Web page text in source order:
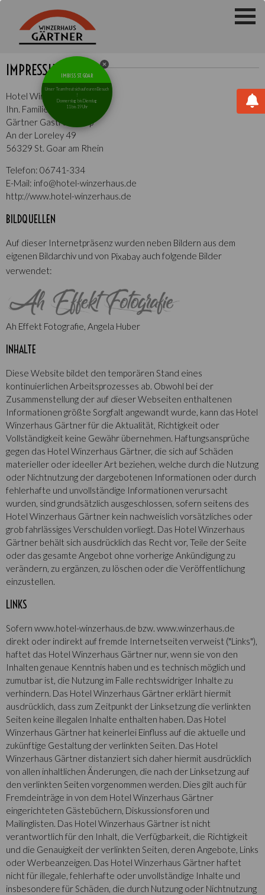
IMPRESSUM
Hotel Winzerhaus
Ihn. Familie Gärtner
Gärtner Gastro Group
An der Loreley 49
56329 St. Goar am Rhein
Telefon: 06741-334
E-Mail: info@hotel-winzerhaus.de
http://www.hotel-winzerhaus.de
BILDQUELLEN
Auf dieser Internetpräsenz wurden neben Bildern aus dem
eigenen Bildarchiv und von Pixabay auch folgende Bilder
verwendet:
Ah Effekt Fotografie, Angela Huber
INHALTE
Diese Website bildet den temporären Stand eines
kontinuierlichen Arbeitsprozesses ab. Obwohl bei der
Zusammenstellung der auf dieser Webseiten enthaltenen
Informationen größte Sorgfalt angewandt wurde, kann das Hotel
Winzerhaus Gärtner für die Aktualität, Richtigkeit oder
Vollständigkeit keine Gewähr übernehmen. Haftungsansprüche
gegen das Hotel Winzerhaus Gärtner, die sich auf Schäden
materieller oder ideeller Art beziehen, welche durch die Nutzung
oder Nichtnutzung der dargebotenen Informationen oder durch
fehlerhafte und unvollständige Informationen verursacht
wurden, sind grundsätzlich ausgeschlossen, sofern seitens des
Hotel Winzerhaus Gärtner kein nachweislich vorsätzliches oder
grob fahrlässiges Verschulden vorliegt. Das Hotel Winzerhaus
Gärtner behält sich ausdrücklich das Recht vor, Teile der Seite
oder das gesamte Angebot ohne vorherige Ankündigung zu
verändern, zu ergänzen, zu löschen oder die Veröffentlichung
einzustellen.
LINKS
Sofern www.hotel-winzerhaus.de bzw. www.winzerhaus.de
direkt oder indirekt auf fremde Internetseiten verweist ("Links"),
haftet das Hotel Winzerhaus Gärtner nur, wenn sie von den
Inhalten genaue Kenntnis haben und es technisch möglich und
zumutbar ist, die Nutzung im Falle rechtswidriger Inhalte zu
verhindern. Das Hotel Winzerhaus Gärtner erklärt hiermit
ausdrücklich, dass zum Zeitpunkt der Linksetzung die verlinkten
Seiten keine illegalen Inhalte enthalten haben. Das Hotel
Winzerhaus Gärtner hat keinerlei Einfluss auf die aktuelle und
zukünftige Gestaltung der verlinkten Seiten. Das Hotel
Winzerhaus Gärtner distanziert sich daher hiermit ausdrücklich
von allen inhaltlichen Änderungen, die nach der Linksetzung auf
den verlinkten Seiten vorgenommen werden. Dies gilt auch für
Fremdeinträge in von dem Hotel Winzerhaus Gärtner
eingerichteten Gästebüchern, Diskussionsforen und
Mailinglisten. Das Hotel Winzerhaus Gärtner ist nicht
verantwortlich für den Inhalt, die Verfügbarkeit, die Richtigkeit
und die Genauigkeit der verlinkten Seiten, deren Angebote, Links
oder Werbeanzeigen. Das Hotel Winzerhaus Gärtner haftet
nicht für illegale, fehlerhafte oder unvollständige Inhalte und
insbesondere für Schäden, die durch Nutzung oder Nichtnutzung
IMBISS ST. GOAR
Unser Team freut sich auf euren Besuch
!
Donnerstag bis Dienstag
11 bis 19 Uhr